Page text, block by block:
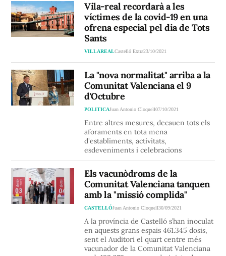
Vila-real recordarà a les
víctimes de la covid-19 en una
ofrena especial pel dia de Tots
Sants
VILLAREALCastelló Extra23/10/2021
La "nova normalitat" arriba a la
Comunitat Valenciana el 9
d'Octubre
POLITICAJuan Antonio Cloquell07/10/2021
Entre altres mesures, decauen tots els
aforaments en tota mena
d'establiments, activitats,
esdeveniments i celebracions
Els vacunòdroms de la
Comunitat Valenciana tanquen
amb la "missió complida"
CASTELLÓJuan Antonio Cloquell30/09/2021
A la província de Castelló s’han inoculat
en aquests grans espais 461.345 dosis,
sent el Auditori el quart centre més
vacunador de la Comunitat Valenciana